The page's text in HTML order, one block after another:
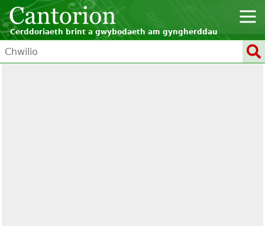
Cerddoriaeth brint a gwybodaeth am gyngherddau